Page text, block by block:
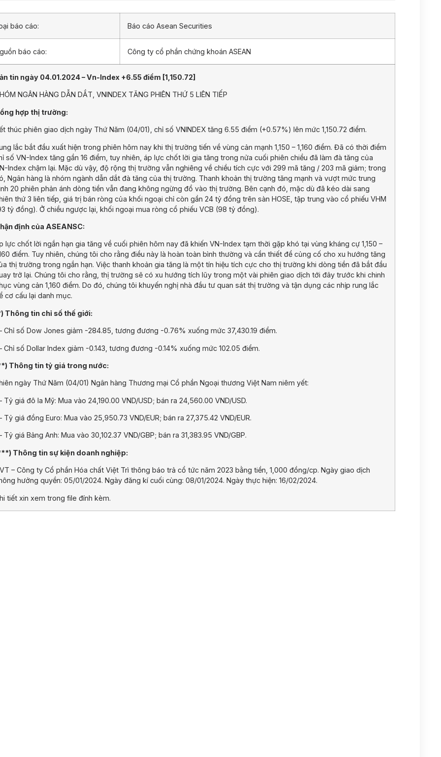
báo cáo: Báo cáo Asean Securities
báo cáo: Công ty cổ phần chứng khoán ASEAN
tin ngày 04.01.2024 – Vn-Index +6.55 điểm [1,150.72]
NGÂN HÀNG DẪN DẮT, VNINDEX TĂNG PHIÊN THỨ 5 LIÊN TIẾP
hợp thị trường:
thúc phiên giao dịch ngày Thứ Năm (04/01), chỉ số VNINDEX tăng 6.55 điểm (+0.57%) lên mức 1,150.72 điểm.
lắc bắt đầu xuất hiện trong phiên hôm nay khi thị trường tiến về vùng cản mạnh 1,150 – 1,160 điểm. Đã có thời điểm
số VN-Index tăng gần 16 điểm, tuy nhiên, áp lực chốt lời gia tăng trong nửa cuối phiên chiều đã làm đà tăng của
Index chậm lại. Mặc dù vậy, độ rộng thị trường vẫn nghiêng về chiều tích cực với 299 mã tăng / 203 mã giảm; trong
Ngân hàng là nhóm ngành dẫn dắt đà tăng của thị trường. Thanh khoản thị trường tăng mạnh và vượt mức trung
20 phiên phản ánh dòng tiền vẫn đang không ngừng đổ vào thị trường. Bên cạnh đó, mặc dù đã kéo dài sang
thứ 3 liên tiếp, giá trị bán ròng của khối ngoại chỉ còn gần 24 tỷ đồng trên sàn HOSE, tập trung vào cổ phiếu VHM
tỷ đồng). Ở chiều ngược lại, khối ngoại mua ròng cổ phiếu VCB (98 tỷ đồng).
định của ASEANSC:
lực chốt lời ngắn hạn gia tăng về cuối phiên hôm nay đã khiến VN-Index tạm thời gặp khó tại vùng kháng cự 1,150 –
điểm. Tuy nhiên, chúng tôi cho rằng điều này là hoàn toàn bình thường và cần thiết để củng cố cho xu hướng tăng
thị trường trong ngắn hạn. Việc thanh khoản gia tăng là một tín hiệu tích cực cho thị trường khi dòng tiền đã bắt đầu
trở lại. Chúng tôi cho rằng, thị trường sẽ có xu hướng tích lũy trong một vài phiên giao dịch tới đây trước khi chinh
vùng cản 1,160 điểm. Do đó, chúng tôi khuyến nghị nhà đầu tư quan sát thị trường và tận dụng các nhịp rung lắc
cơ cấu lại danh mục.
Thông tin chỉ số thế giới:
Chỉ số Dow Jones giảm -284.85, tương đương -0.76% xuống mức 37,430.19 điểm.
Chỉ số Dollar Index giảm -0.143, tương đương -0.14% xuống mức 102.05 điểm.
Thông tin tỷ giá trong nước:
ngày Thứ Năm (04/01) Ngân hàng Thương mại Cổ phần Ngoại thương Việt Nam niêm yết:
Tỷ giá đô la Mỹ: Mua vào 24,190.00 VND/USD; bán ra 24,560.00 VND/USD.
Tỷ giá đồng Euro: Mua vào 25,950.73 VND/EUR; bán ra 27,375.42 VND/EUR.
Tỷ giá Bảng Anh: Mua vào 30,102.37 VND/GBP; bán ra 31,383.95 VND/GBP.
Thông tin sự kiện doanh nghiệp:
– Công ty Cổ phần Hóa chất Việt Trì thông báo trả cổ tức năm 2023 bằng tiền, 1,000 đồng/cp. Ngày giao dịch
hưởng quyền: 05/01/2024. Ngày đăng kí cuối cùng: 08/01/2024. Ngày thực hiện: 16/02/2024.
tiết xin xem trong file đính kèm.